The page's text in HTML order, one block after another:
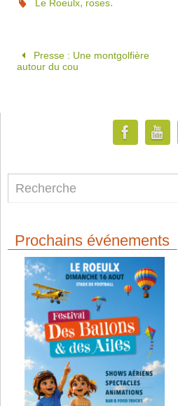
Le Roeulx, roses.
Presse : Une montgolfière
autour du cou
Prochains événements